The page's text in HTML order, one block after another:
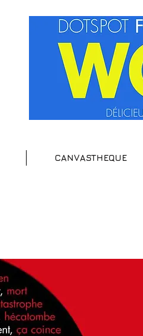
CANVASTHEQUE